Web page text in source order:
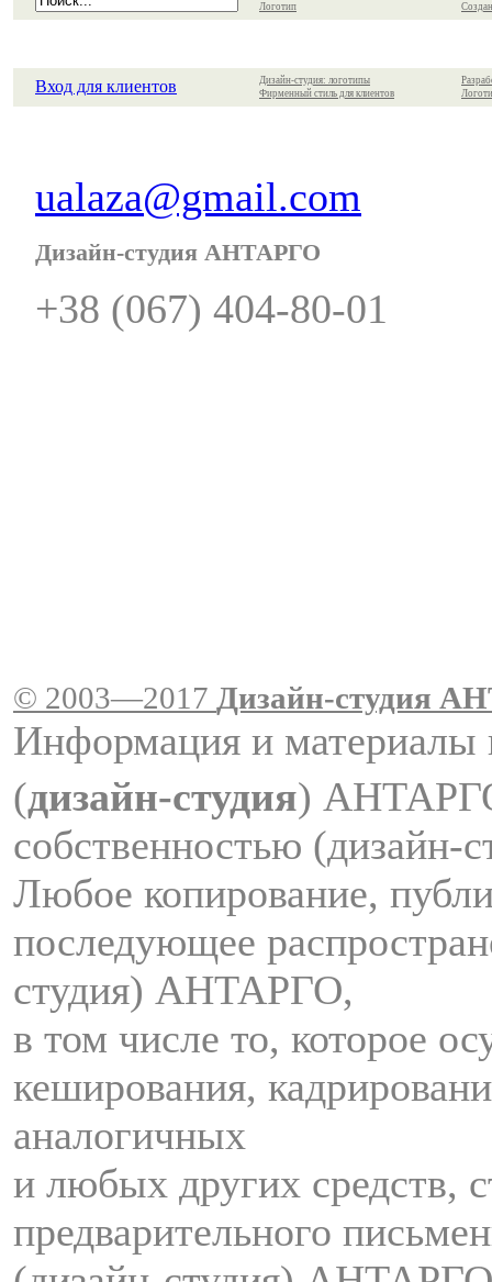
Логотип
Вход для клиентов
Дизайн-студия: логотипы
Фирменный стиль для клиентов
ualaza@gmail.com
Дизайн-студия АНТАРГО
+38 (067) 404-80-01
© 2003—2017 Дизайн-студия
Информация и материалы
(дизайн-студия)
собственностью
Любое копирование,
последующее
студия) АНТАРГО,
в том числе то, которое
кеширования,
аналогичных
и любых других средств,
предварительного